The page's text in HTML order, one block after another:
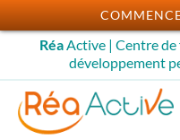
Passer
au
contenu
RéaActive | Centre
développement